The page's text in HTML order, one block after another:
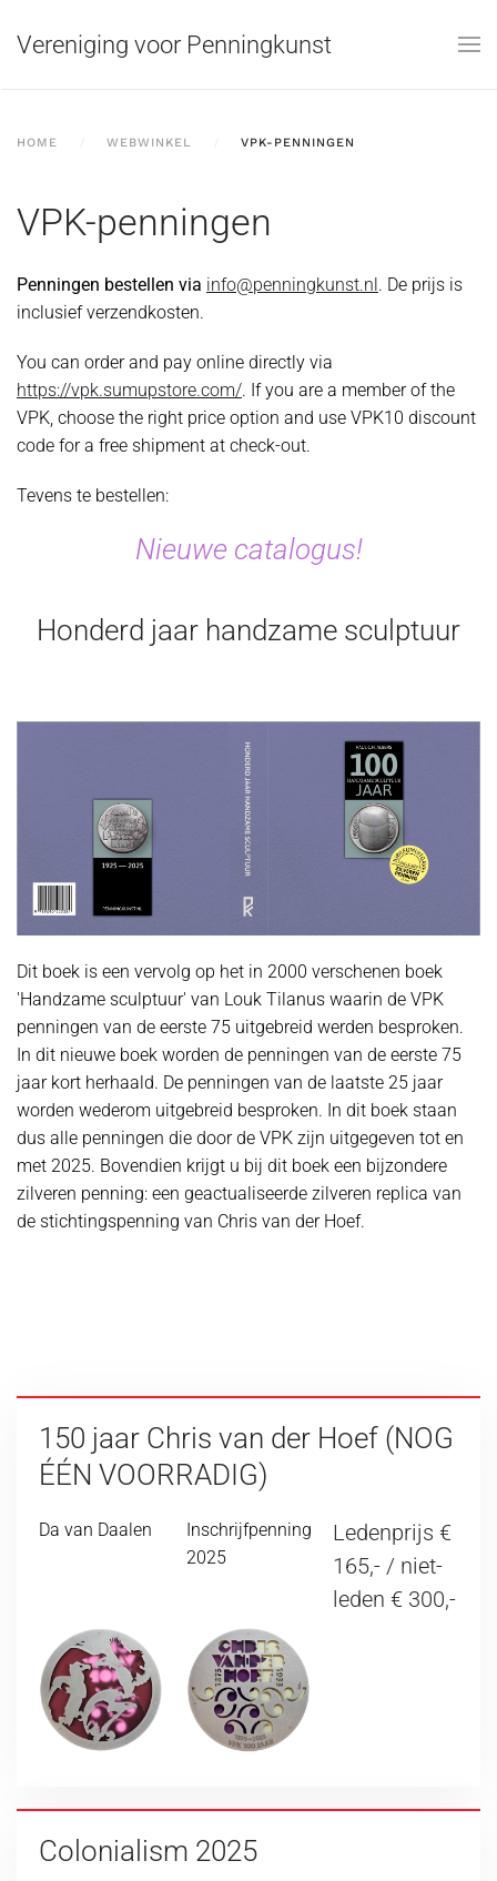
Skip to main content
Vereniging voor Penningkunst
HOME WEBWINKEL VPK-PENNINGEN
VPK-penningen
Penningen bestellen via info@penningkunst.nl. De prijs is
inclusief verzendkosten.
You can order and pay online directly via
https://vpk.sumupstore.com/. If you are a member of the
VPK, choose the right price option and use VPK10 discount
code for a free shipment at check-out.
Tevens te bestellen:
Nieuwe catalogus!
Honderd jaar handzame sculptuur
Dit boek is een vervolg op het in 2000 verschenen boek
'Handzame sculptuur' van Louk Tilanus waarin de VPK
penningen van de eerste 75 uitgebreid werden besproken.
In dit nieuwe boek worden de penningen van de eerste 75
jaar kort herhaald. De penningen van de laatste 25 jaar
worden wederom uitgebreid besproken. In dit boek staan
dus alle penningen die door de VPK zijn uitgegeven tot en
met 2025. Bovendien krijgt u bij dit boek een bijzondere
zilveren penning: een geactualiseerde zilveren replica van
de stichtingspenning van Chris van der Hoef.
150 jaar Chris van der Hoef (NOG
ÉÉN VOORRADIG)
Da van Daalen
Inschrijfpenning
2025
Ledenprijs €
165,- / niet-
leden € 300,-
Colonialism 2025